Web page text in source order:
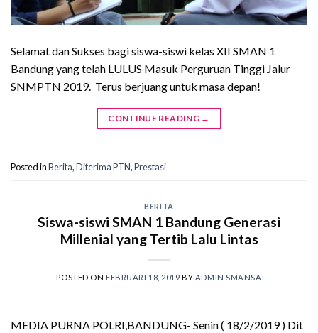
Selamat dan Sukses bagi siswa-siswi kelas XII SMAN 1
Bandung yang telah LULUS Masuk Perguruan Tinggi Jalur
SNMPTN 2019. Terus berjuang untuk masa depan!
CONTINUE READING →
Posted inBerita,Diterima PTN,Prestasi
BERITA
Siswa-siswi SMAN 1 Bandung Generasi
Millenial yang Tertib Lalu Lintas
POSTED ON FEBRUARI 18, 2019 BY ADMIN SMANSA
MEDIA PURNA POLRI,BANDUNG- Senin ( 18/2/2019 ) Dit